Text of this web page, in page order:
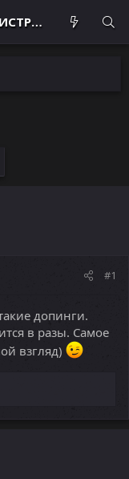
РЕГИСТРАЦИЯ
#1
допинги.
в разы. Самое
взгляд)